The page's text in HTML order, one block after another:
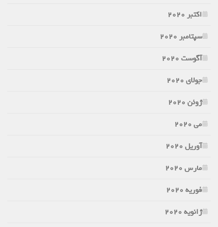
اکتبر 2020
سپتامبر 2020
آگوست 2020
جولای 2020
ژوئن 2020
می 2020
آوریل 2020
مارس 2020
فوریه 2020
ژانویه 2020